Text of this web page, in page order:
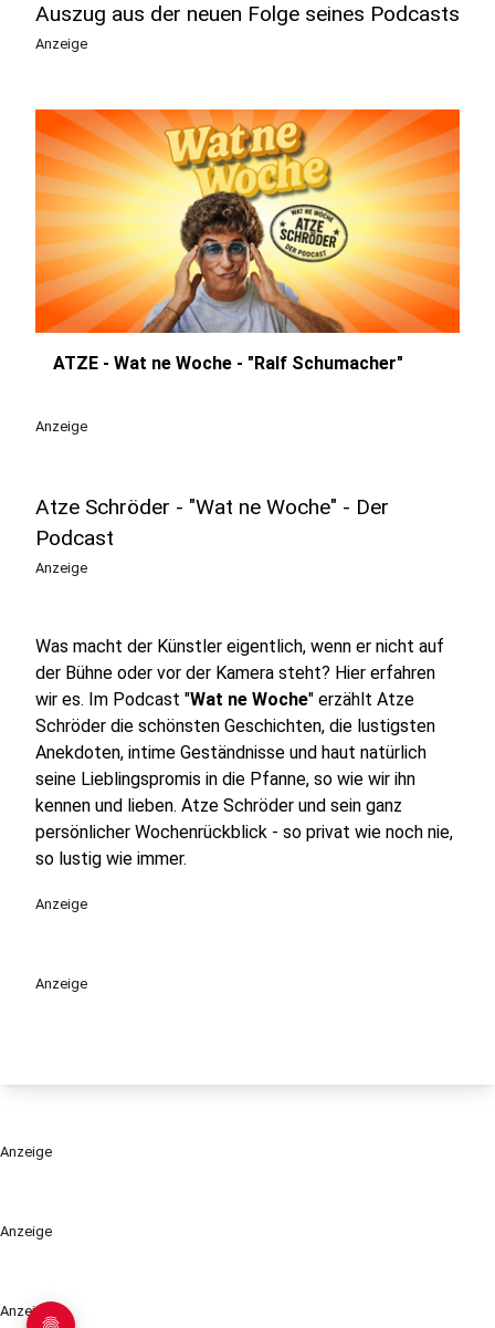
Anzeige
Anzeige
Auszug aus der neuen Folge seines Podcasts
Anzeige
ATZE - Wat ne Woche - "Ralf Schumacher"
Anzeige
Atze Schröder - "Wat ne Woche" - Der
Podcast
Anzeige
Was macht der Künstler eigentlich, wenn er nicht auf
der Bühne oder vor der Kamera steht? Hier erfahren
wir es. Im Podcast "Wat ne Woche" erzählt Atze
Schröder die schönsten Geschichten, die lustigsten
Anekdoten, intime Geständnisse und haut natürlich
seine Lieblingspromis in die Pfanne, so wie wir ihn
kennen und lieben. Atze Schröder und sein ganz
persönlicher Wochenrückblick - so privat wie noch nie,
so lustig wie immer.
Anzeige
Anzeige
Anzeige